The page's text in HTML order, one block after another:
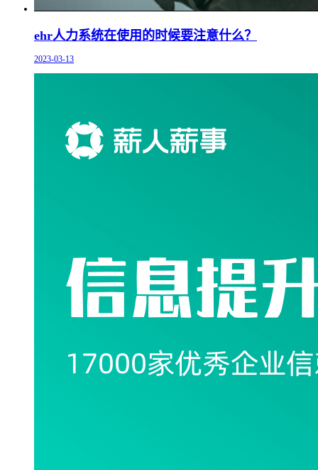
ehr人力系统在使用的时候要注意什么？
2023-03-13